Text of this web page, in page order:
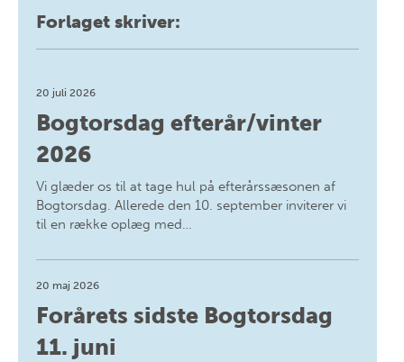
Forlaget skriver:
20 juli 2026
Bogtorsdag efterår/vinter
2026
Vi glæder os til at tage hul på efterårssæsonen af
Bogtorsdag. Allerede den 10. september inviterer vi
til en række oplæg med…
20 maj 2026
Forårets sidste Bogtorsdag
11. juni